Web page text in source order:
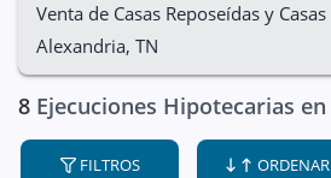
Venta de Casas Reposeídas y
Alexandria, TN
8 Ejecuciones Hipotecarias
FILTROS ORDENAR